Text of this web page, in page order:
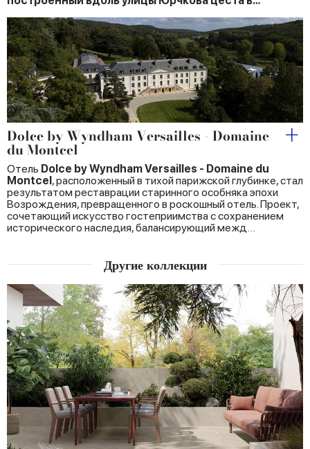
Dolce by Wyndham Versailles - Domaine
du Montcel
Отель Dolce by Wyndham Versailles - Domaine du
Montcel, расположенный в тихой парижской глубинке, стал
результатом реставрации старинного особняка эпохи
Возрождения, превращенного в роскошный отель. Проект,
сочетающий искусство гостеприимства с сохранением
исторического наследия, балансирующий межд…
Другие коллекции